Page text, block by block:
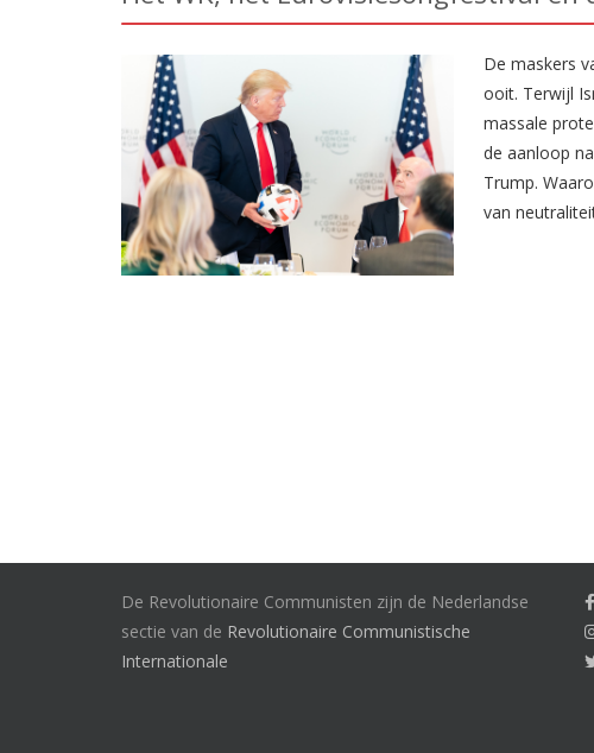
De maskers
ooit. Terwijl
massale
de aanloop
Trump.
van
De Revolutionaire Communisten zijn de Nederlandse
sectie van de Revolutionaire Communistische
Internationale